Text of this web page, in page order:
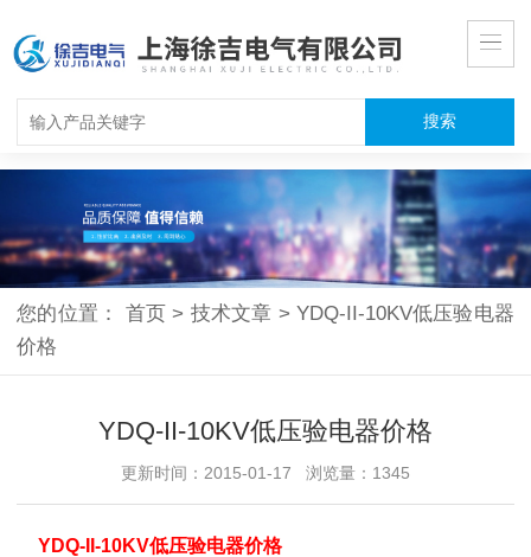
您的位置： 首页 > 技术文章 > YDQ-II-10KV低压验电器
价格
YDQ-II-10KV低压验电器价格
更新时间：2015-01-17 浏览量：1345
YDQ-II-10KV低压验电器价格